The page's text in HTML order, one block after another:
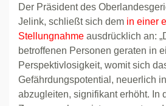
Der Präsident des
Jelink, schließt sich dem in einer
Stellungnahme ausdrücklich an:
betroffenen Personen geraten in
Perspektivlosigkeit, womit sich
Gefährdungspotential, neuerlich
abzugleiten, signifikant erhöht. In